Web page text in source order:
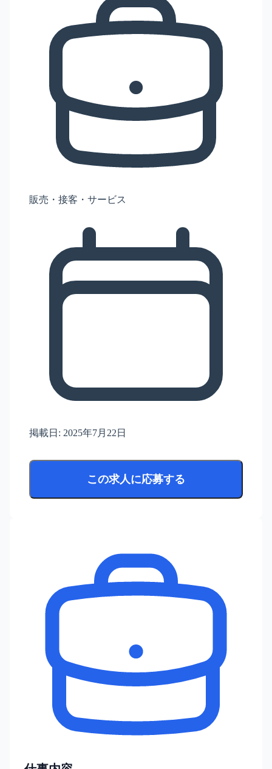
販売・接客・サービス
掲載日: 2025年7月22日
この求人に応募する